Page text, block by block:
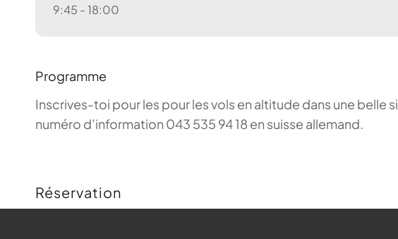
9:45 - 18:00
Programme
Inscrives-toi pour les pour les vols en altitude dans une belle
numéro d’information 043 535 94 18 en suisse allemand.
Réservation